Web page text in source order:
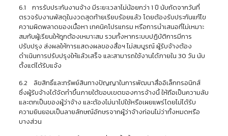
6.1 การรับประกันงานจ้าง มีระยะเวลาไม่น้อยกว่า 1 ปี นับถัดจากวันที่
ตรวจรับงานพัสดุในงวดสุดท้ายเรียบร้อยแล้ว โดยต้องรับประกันแก้ไข
ความผิดพลาดของเนื้อหา เทคนิคโปรแกรม หรือการนำเสนอที่ไม่เหมาะ
สมกับผู้เรียนให้ถูกต้องเหมาะสม รวมทั้งหากระบบปฏิบัติการมีการ
ปรับปรุง ส่งผลให้การแสดงผลของสื่อฯ ไม่สมบูรณ์ ผู้รับจ้างต้อง
ดำเนินการปรับปรุงให้แล้วเสร็จ และสามารถใช้งานได้ภายใน 30 วัน นับ
ตั้งแต่ได้รับแจ้ง
6.2 ลิขสิทธิ์และทรัพย์สินทางปัญญาในการพัฒนาสื่ออิเล็กทรอนิกส์
ซึ่งผู้รับจ้างได้จัดทำขึ้นภายใต้ขอบเขตของการจ้างนี้ ให้ถือเป็นความลับ
และตกเป็นของผู้ว่าจ้าง และต้องไม่นาไปใช้หรือเผยแพร่โดยไม่ได้รับ
ความยินยอมเป็นลายลักษณ์อักษรจากผู้ว่าจ้างก่อนไม่ว่าทั้งหมดหรือ
บางส่วน